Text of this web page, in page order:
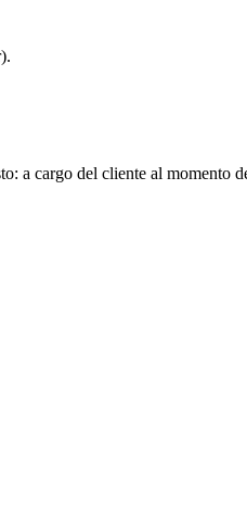
a cargo del cliente al